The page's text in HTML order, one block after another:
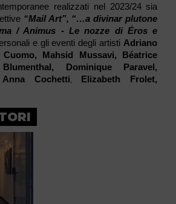
realizzati nel 2023/24 sia
“Mail Art”, “…a divinar plutone
/ Animus - Le nozze di Éros e
e gli eventi degli artisti Adriano
Mahsid Mussavi, Béatrice
Dominique Paravel,
Anna Cochetti
Elizabeth Frolet,